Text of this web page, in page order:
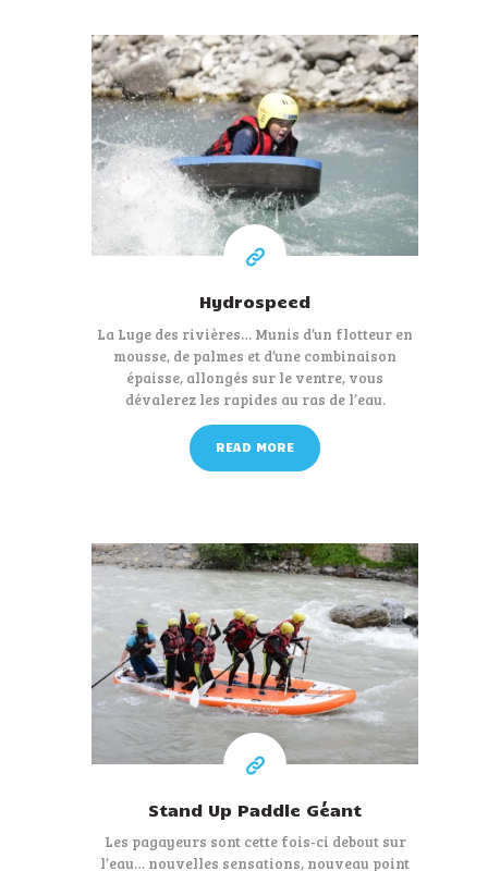
A partir de45 €
Hydrospeed
La Luge des rivières… Munis d’un flotteur en
mousse, de palmes et d’une combinaison
épaisse, allongés sur le ventre, vous
dévalerez les rapides au ras de l’eau.
READ MORE
A partir de28 €
Stand Up Paddle Géant
Les pagayeurs sont cette fois-ci debout sur
l’eau… nouvelles sensations, nouveau point